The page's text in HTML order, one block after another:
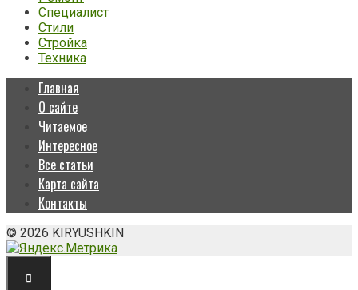
Специалист
Стили
Стройка
Техника
Главная
О сайте
Читаемое
Интересное
Все статьи
Карта сайта
Контакты
© 2026 KIRYUSHKIN